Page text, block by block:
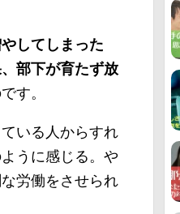
してしまった
部下が育たず放
す。
いる人からすれ
うに感じる。や
労働をさせられ